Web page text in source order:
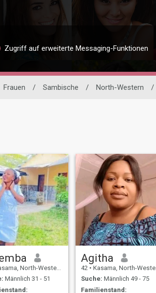
Zugriff auf erweiterte Messaging-Funktionen
Frauen / Sambische / North-Western /
North-Western, Sambia
Männlich 31 - 51
Agitha
42 • Kasama, North-Western, Sambia
Suche: Männlich 49 - 75
Familienstand: